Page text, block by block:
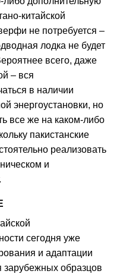
китайской
не потребуется –
лодка не будет
всего, даже
– вся
в наличии
энергоустановки, но
все же на каком-либо
пакистанские
реализовать
и
сегодня уже
и адаптации
зарубежных образцов